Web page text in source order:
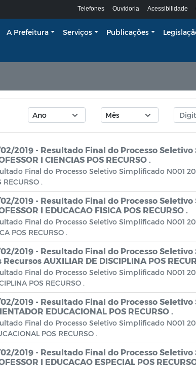
Telefones Ouvidoria Acessibilidade
A Prefeitura Serviços Publicações
2019 - Resultado Final do Processo
I CIENCIAS POS RECURSO .
Final do Processo Seletivo Simplificado N001
RECURSO .
2019 - Resultado Final do Processo
I EDUCACAO FISICA POS RECURSO .
Final do Processo Seletivo Simplificado N001
POS RECURSO .
2019 - Resultado Final do Processo
Recursos AUXILIAR DE DISCIPLINA POS
Final do Processo Seletivo Simplificado N001
POS RECURSO .
2019 - Resultado Final do Processo
EDUCACIONAL POS RECURSO .
Final do Processo Seletivo Simplificado N001
POS RECURSO .
2019 - Resultado Final do Processo
I EDUCACAO ESPECIAL POS RECURSO